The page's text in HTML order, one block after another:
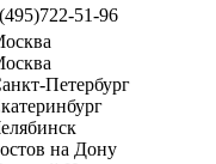
51-96
Петербург
на Дону